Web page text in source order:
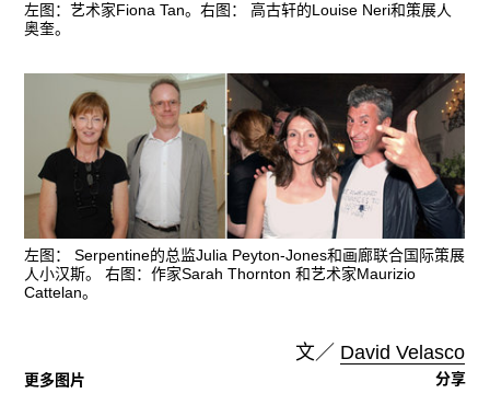
左图：艺术家Fiona Tan。右图： 高古轩的Louise Neri和策展人
奥奎。
左图： Serpentine的总监Julia Peyton-Jones和画廊联合国际策展
人小汉斯。 右图：作家Sarah Thornton 和艺术家Maurizio
Cattelan。
文／ David Velasco
更多图片 分享